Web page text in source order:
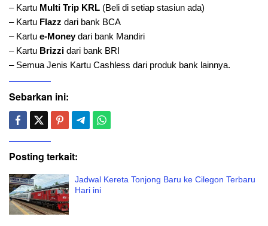
– Kartu Multi Trip KRL (Beli di setiap stasiun ada)
– Kartu Flazz dari bank BCA
– Kartu e-Moneydari bank Mandiri
– Kartu Brizzi dari bank BRI
– Semua Jenis Kartu Cashless dari produk bank lainnya.
Sebarkan ini:
Posting terkait:
Jadwal Kereta Tonjong Baru ke Cilegon Terbaru
Hari ini